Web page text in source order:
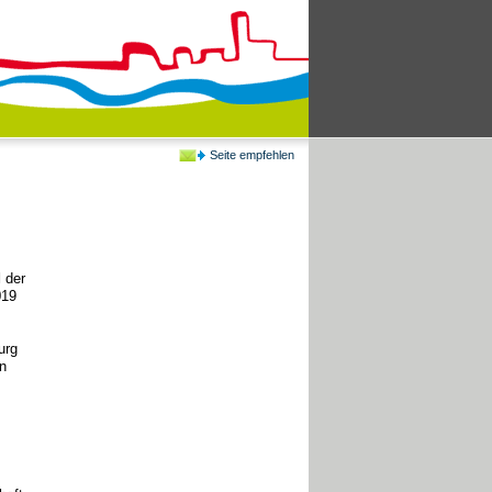
Seite empfehlen
der